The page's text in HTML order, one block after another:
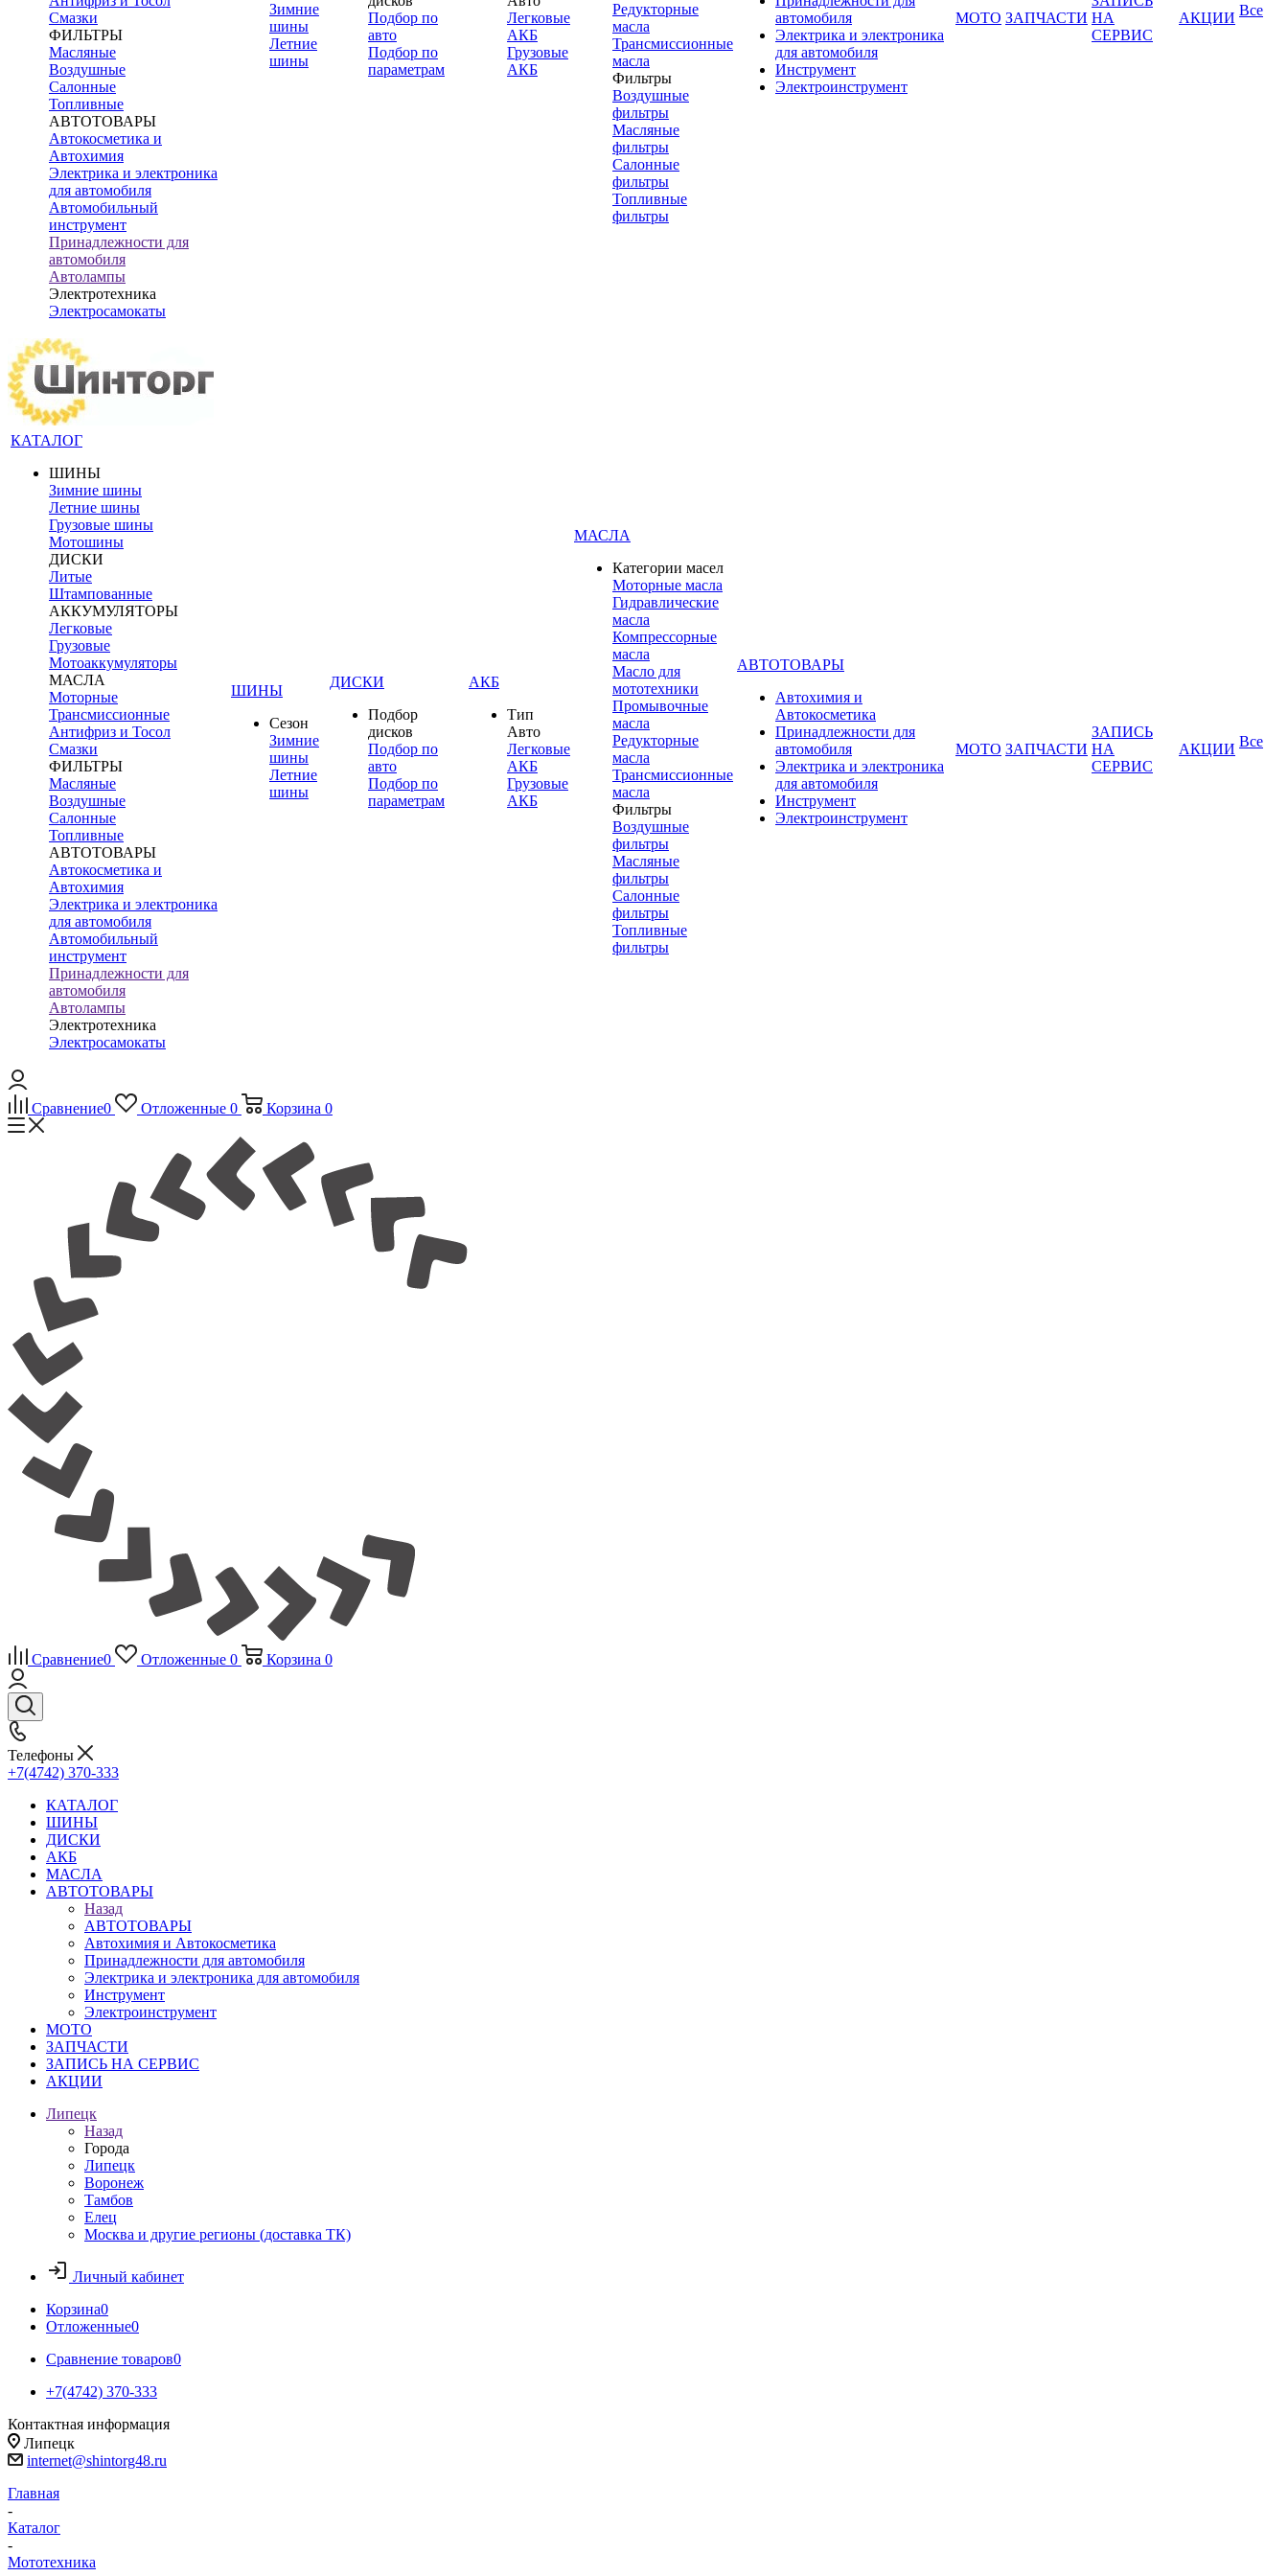
Смазки
ФИЛЬТРЫ
Масляные
Воздушные
Салонные
Топливные
АВТОТОВАРЫ
Автокосметика и
Автохимия
Электрика и электроника
для автомобиля
Автомобильный
инструмент
Принадлежности для
автомобиля
Автолампы
Электротехника
Электросамокаты
Зимние
шины
Летние
шины
Подбор по
авто
Подбор по
параметрам
Легковые
АКБ
Грузовые
АКБ
Редукторные
масла
Трансмиссионные
масла
Фильтры
Воздушные
фильтры
Масляные
фильтры
Салонные
фильтры
Топливные
фильтры
автомобиля
Электрика и электроника
для автомобиля
Инструмент
Электроинструмент
МОТО ЗАПЧАСТИ НА
СЕРВИС
АКЦИИ Все
КАТАЛОГ
ШИНЫ
Зимние шины
Летние шины
Грузовые шины
Мотошины
ДИСКИ
Литые
Штампованные
АККУМУЛЯТОРЫ
Легковые
Грузовые
Мотоаккумуляторы
МАСЛА
Моторные
Трансмиссионные
Антифриз и Тосол
Смазки
ФИЛЬТРЫ
Масляные
Воздушные
Салонные
Топливные
АВТОТОВАРЫ
Автокосметика и
Автохимия
Электрика и электроника
для автомобиля
Автомобильный
инструмент
Принадлежности для
автомобиля
Автолампы
Электротехника
Электросамокаты
ШИНЫ
Сезон
Зимние
шины
Летние
шины
ДИСКИ
Подбор
дисков
Подбор по
авто
Подбор по
параметрам
АКБ
Тип
Авто
Легковые
АКБ
Грузовые
АКБ
МАСЛА
Категории масел
Моторные масла
Гидравлические
масла
Компрессорные
масла
Масло для
мототехники
Промывочные
масла
Редукторные
масла
Трансмиссионные
масла
Фильтры
Воздушные
фильтры
Масляные
фильтры
Салонные
фильтры
Топливные
фильтры
АВТОТОВАРЫ
Автохимия и
Автокосметика
Принадлежности для
автомобиля
Электрика и электроника
для автомобиля
Инструмент
Электроинструмент
МОТО ЗАПЧАСТИ
ЗАПИСЬ
НА
СЕРВИС
АКЦИИ Все
Сравнение0 Отложенные 0 Корзина 0
Сравнение0 Отложенные 0 Корзина 0
Телефоны
+7(4742) 370-333
КАТАЛОГ
ШИНЫ
ДИСКИ
АКБ
МАСЛА
АВТОТОВАРЫ
Назад
АВТОТОВАРЫ
Автохимия и Автокосметика
Принадлежности для автомобиля
Электрика и электроника для автомобиля
Инструмент
Электроинструмент
МОТО
ЗАПЧАСТИ
ЗАПИСЬ НА СЕРВИС
АКЦИИ
Липецк
Назад
Города
Липецк
Воронеж
Тамбов
Елец
Москва и другие регионы (доставка ТК)
Личный кабинет
Корзина0
Отложенные0
Сравнение товаров0
+7(4742) 370-333
Контактная информация
Липецк
internet@shintorg48.ru
Главная
-
Каталог
-
Мототехника